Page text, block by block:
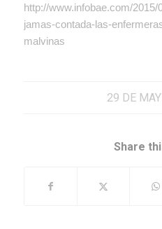
http://www.infobae.com/
jamas-contada-las-
malvinas
29 DE
Share